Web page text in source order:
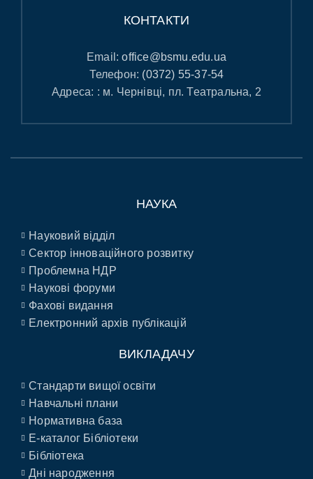
КОНТАКТИ
Email:office@bsmu.edu.ua
Телефон: (0372) 55-37-54
Адреса: : м. Чернівці, пл. Театральна, 2
НАУКА
Науковий відділ
Сектор інноваційного розвитку
Проблемна НДР
Наукові форуми
Фахові видання
Електронний архів публікацій
ВИКЛАДАЧУ
Стандарти вищої освіти
Навчальні плани
Нормативна база
E-каталог Бібліотеки
Бібліотека
Дні народження